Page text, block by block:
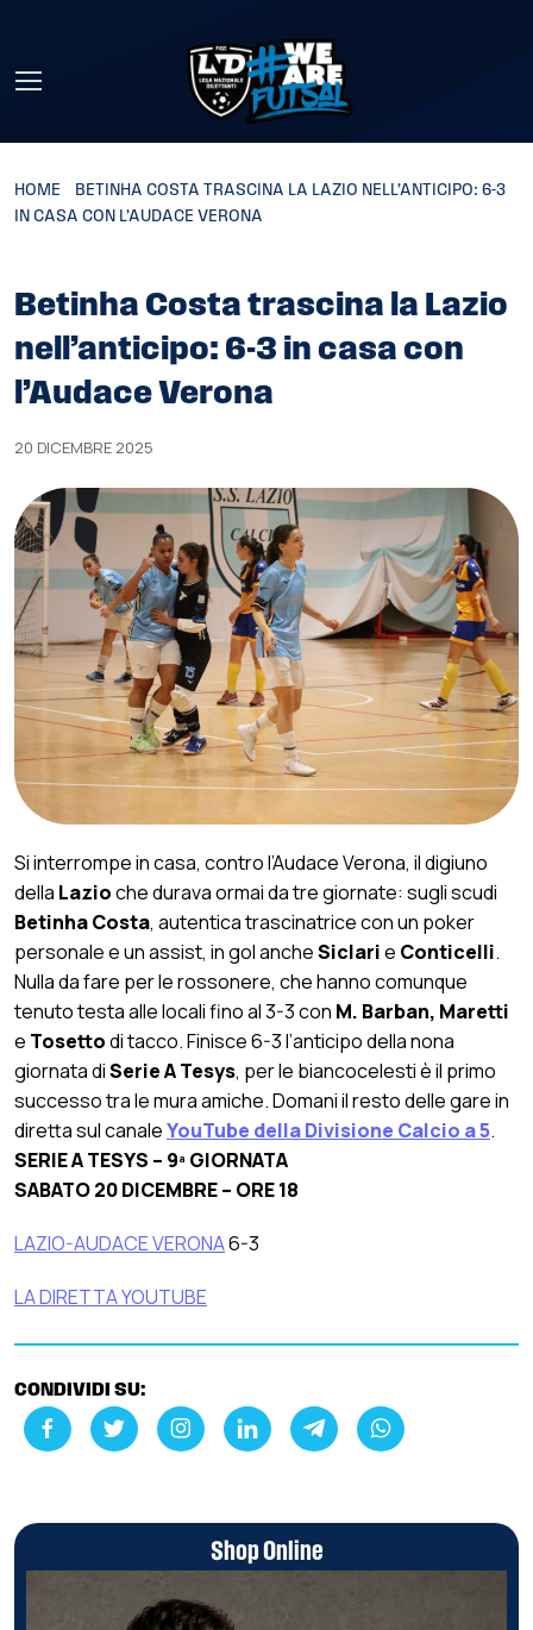
HOME
BETINHA COSTA TRASCINA LA LAZIO NELL’ANTICIPO: 6-3
IN CASA CON L’AUDACE VERONA
Betinha Costa trascina la Lazio
nell’anticipo: 6-3 in casa con
l’Audace Verona
20 DICEMBRE 2025
Si interrompe in casa, contro l’Audace Verona, il digiuno
della Lazioche durava ormai da tre giornate: sugli scudi
Betinha Costa, autentica trascinatrice con un poker
personale e un assist, in gol ancheSiclarie Conticelli.
Nulla da fare per le rossonere, che hanno comunque
tenuto testa alle locali fino al 3-3 con M. Barban, Maretti
e Tosettodi tacco. Finisce 6-3 l’anticipo della nona
giornata diSerie A Tesys, per le biancocelesti è il primo
successo tra le mura amiche. Domani il resto delle gare in
diretta sul canaleYouTube della Divisione Calcio a 5.
SERIE A TESYS – 9ª GIORNATA
SABATO 20 DICEMBRE – ORE 18
LAZIO-AUDACE VERONA6-3
LA DIRETTA YOUTUBE
CONDIVIDI SU:
Shop Online